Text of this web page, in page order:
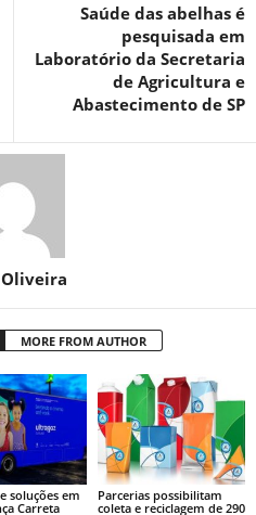
Saúde das abelhas é
pesquisada em
Laboratório da Secretaria
de Agricultura e
Abastecimento de SP
MORE FROM AUTHOR
soluções em
Carreta
Parcerias possibilitam
coleta e reciclagem de 290